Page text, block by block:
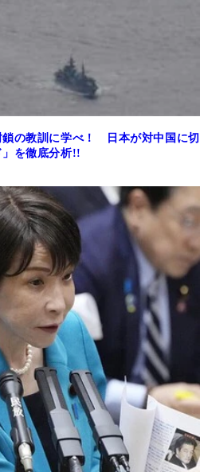
鎖の教訓に学べ！ 日本が対中国に切
」を徹底分析!!